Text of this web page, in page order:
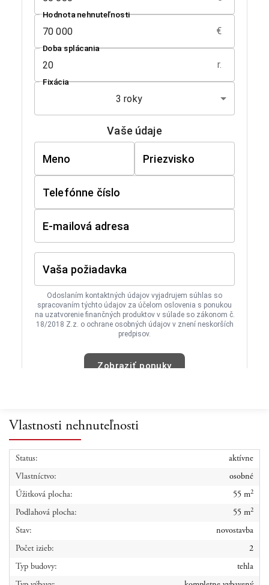
Vlastnosti nehnuteľnosti
Status: aktívne
Vlastníctvo: osobné
Úžitková plocha: 55 m2
Podlahová plocha: 55 m2
Stav: novostavba
Počet izieb: 2
Typ budovy: tehla